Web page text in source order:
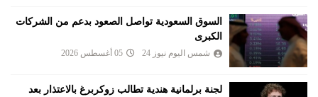
السوق السعودية تواصل الصعود بدعم من الشركات
الكبرى
شمس اليوم نيوز 24 05 أغسطس 2026
لجنة برلمانية هندية تطالب زوكربرغ بالاعتذار بعد